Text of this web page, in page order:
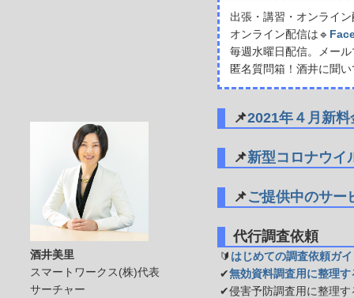
出張・講習・オンライ
オンライン配信は🔹
毎週水曜日配信。メー
匿名質問箱！酒井に聞
📌2021年４月新
📌新型コロナウイ
📌ご提供中のサー
代行調査依頼
🔰 はじめての調査依頼ガ
✔無効資料調査用に整理
✔侵害予防調査用に整理す
酒井美里
スマートワークス(株)代表
サーチャー